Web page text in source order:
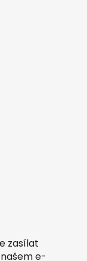
zasílat
e-